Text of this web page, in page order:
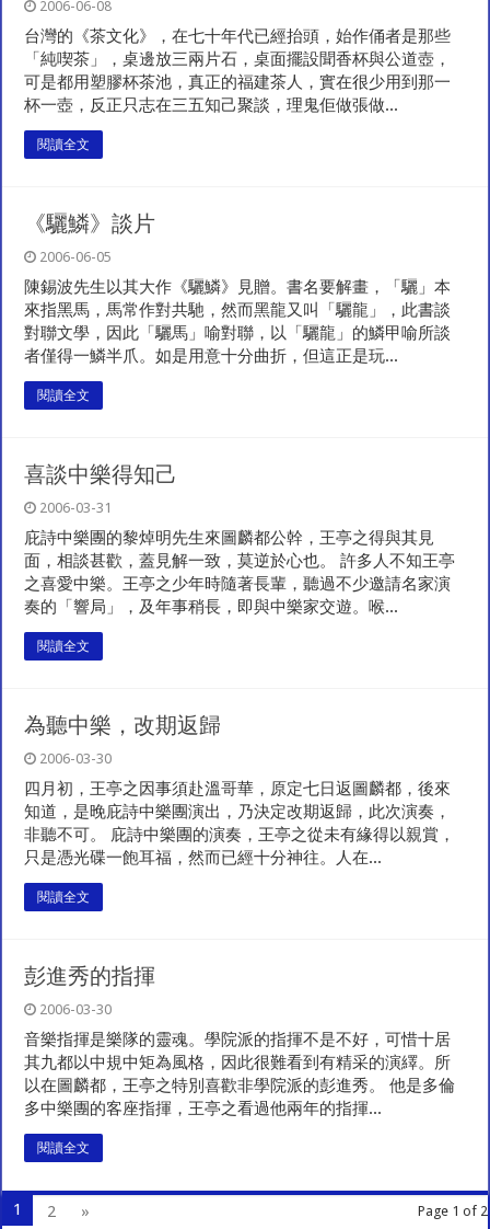
2006-06-08
台灣的《茶文化》，在七十年代已經抬頭，始作俑者是那些
「純喫茶」，桌邊放三兩片石，桌面擺設聞香杯與公道壺，
可是都用塑膠杯茶池，真正的福建茶人，實在很少用到那一
杯一壺，反正只志在三五知己聚談，理鬼佢做張做...
閱讀全文
《驪鱗》談片
2006-06-05
陳錫波先生以其大作《驪鱗》見贈。書名要解畫，「驪」本
來指黑馬，馬常作對共馳，然而黑龍又叫「驪龍」，此書談
對聯文學，因此「驪馬」喻對聯，以「驪龍」的鱗甲喻所談
者僅得一鱗半爪。如是用意十分曲折，但這正是玩...
閱讀全文
喜談中樂得知己
2006-03-31
庇詩中樂團的黎焯明先生來圖麟都公幹，王亭之得與其見
面，相談甚歡，蓋見解一致，莫逆於心也。 許多人不知王亭
之喜愛中樂。王亭之少年時隨著長輩，聽過不少邀請名家演
奏的「響局」，及年事稍長，即與中樂家交遊。喉...
閱讀全文
為聽中樂，改期返歸
2006-03-30
四月初，王亭之因事須赴溫哥華，原定七日返圖麟都，後來
知道，是晚庇詩中樂團演出，乃決定改期返歸，此次演奏，
非聽不可。 庇詩中樂團的演奏，王亭之從未有緣得以親賞，
只是憑光碟一飽耳福，然而已經十分神往。人在...
閱讀全文
彭進秀的指揮
2006-03-30
音樂指揮是樂隊的靈魂。學院派的指揮不是不好，可惜十居
其九都以中規中矩為風格，因此很難看到有精采的演繹。所
以在圖麟都，王亭之特別喜歡非學院派的彭進秀。 他是多倫
多中樂團的客座指揮，王亭之看過他兩年的指揮...
閱讀全文
Page 1 of 2
1 2 »